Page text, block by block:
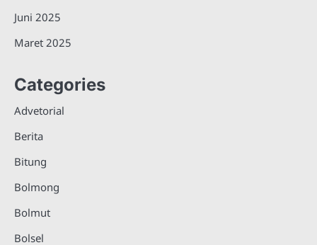
Juni 2025
Maret 2025
Categories
Advetorial
Berita
Bitung
Bolmong
Bolmut
Bolsel